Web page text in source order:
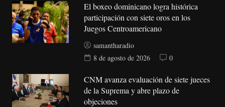
El boxeo dominicano logra histórica
participación con siete oros en los
Juegos Centroamericano
samantharadio
8 de agosto de 2026
0
CNM avanza evaluación de siete jueces
de la Suprema y abre plazo de
objeciones